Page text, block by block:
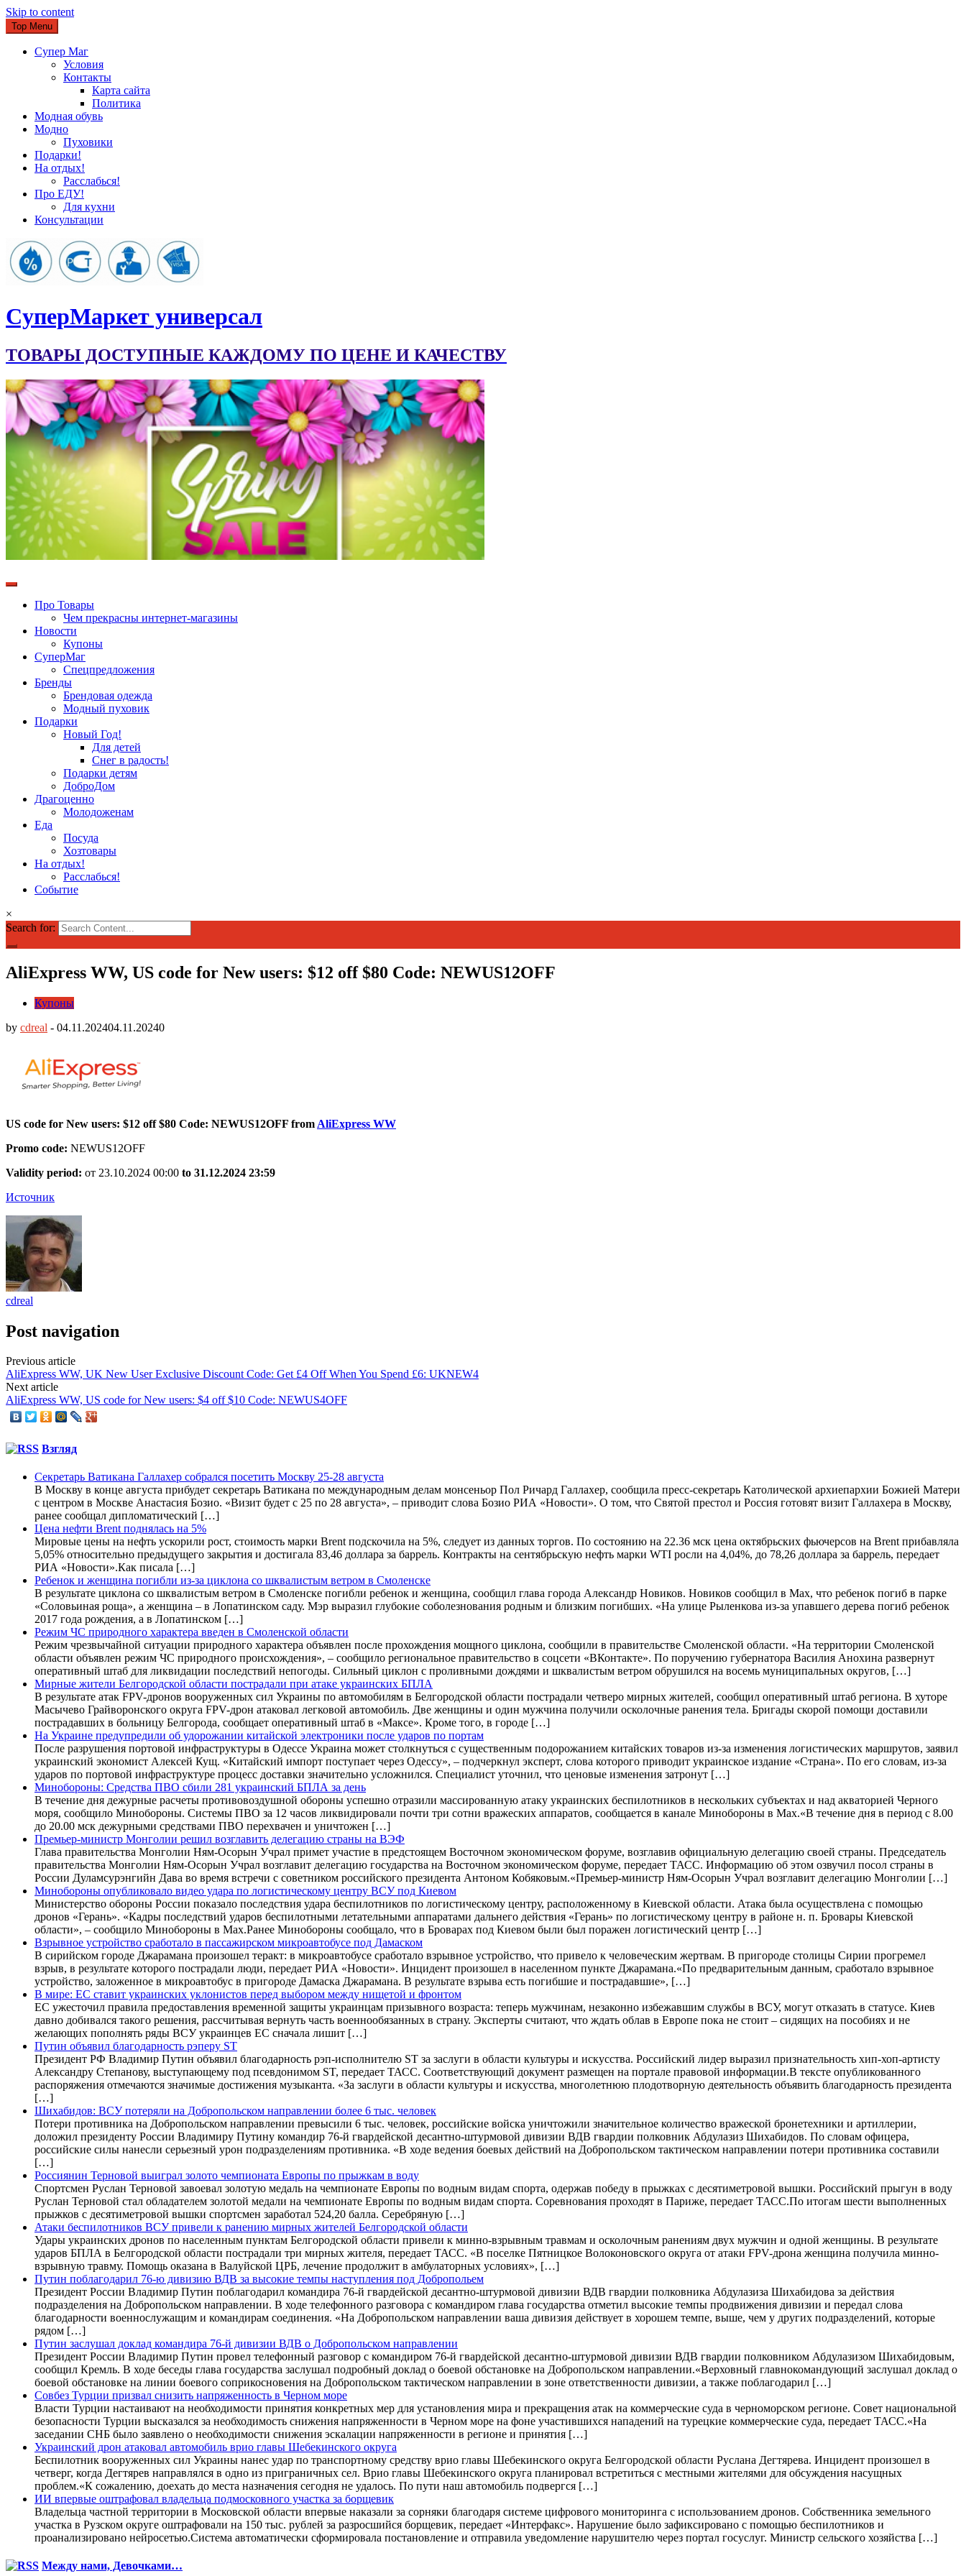
Skip to content
Top Menu
Супер Маг
Условия
Контакты
Карта сайта
Политика
Модная обувь
Модно
Пуховики
Подарки!
На отдых!
Расслабься!
Про ЕДУ!
Для кухни
Консультации
CуперМаркет универсал
ТОВАРЫ ДОСТУПНЫЕ КАЖДОМУ ПО ЦЕНЕ И КАЧЕСТВУ
Про Товары
Чем прекрасны интернет-магазины
Новости
Купоны
СуперМаг
Спецпредложения
Бренды
Брендовая одежда
Модный пуховик
Подарки
Новый Год!
Для детей
Снег в радость!
Подарки детям
ДоброДом
Драгоценно
Молодоженам
Еда
Посуда
Хозтовары
На отдых!
Расслабься!
Событие
×
Search for:
AliExpress WW, US code for New users: $12 off $80 Code: NEWUS12OFF
Купоны
by cdreal - 04.11.202404.11.20240
US code for New users: $12 off $80 Code: NEWUS12OFF from AliExpress WW
Promo code: NEWUS12OFF
Validity period: от 23.10.2024 00:00 to 31.12.2024 23:59
Источник
cdreal
Post navigation
Previous article
AliExpress WW, UK New User Exclusive Discount Code: Get £4 Off When You Spend £6: UKNEW4
Next article
AliExpress WW, US code for New users: $4 off $10 Code: NEWUS4OFF
Взгляд
Секретарь Ватикана Галлахер собрался посетить Москву 25-28 августа
В Москву в конце августа прибудет секретарь Ватикана по международным делам монсеньор Пол Ричард Галлахер, сообщила пресс-секретарь Католической архиепархии Божией Матери
с центром в Москве Анастасия Бозио. «Визит будет с 25 по 28 августа», – приводит слова Бозио РИА «Новости». О том, что Святой престол и Россия готовят визит Галлахера в Москву,
ранее сообщал дипломатический […]
Цена нефти Brent поднялась на 5%
Мировые цены на нефть ускорили рост, стоимость марки Brent подскочила на 5%, следует из данных торгов. По состоянию на 22.36 мск цена октябрьских фьючерсов на Brent прибавляла
5,05% относительно предыдущего закрытия и достигала 83,46 доллара за баррель. Контракты на сентябрьскую нефть марки WTI росли на 4,04%, до 78,26 доллара за баррель, передает
РИА «Новости».Как писала […]
Ребенок и женщина погибли из-за циклона со шквалистым ветром в Смоленске
В результате циклона со шквалистым ветром в Смоленске погибли ребенок и женщина, сообщил глава города Александр Новиков. Новиков сообщил в Мах, что ребенок погиб в парке
«Соловьиная роща», а женщина – в Лопатинском саду. Мэр выразил глубокие соболезнования родным и близким погибших. «На улице Рыленкова из-за упавшего дерева погиб ребенок
2017 года рождения, а в Лопатинском […]
Режим ЧС природного характера введен в Смоленской области
Режим чрезвычайной ситуации природного характера объявлен после прохождения мощного циклона, сообщили в правительстве Смоленской области. «На территории Смоленской
области объявлен режим ЧС природного происхождения», – сообщило региональное правительство в соцсети «ВКонтакте». По поручению губернатора Василия Анохина развернут
оперативный штаб для ликвидации последствий непогоды. Сильный циклон с проливными дождями и шквалистым ветром обрушился на восемь муниципальных округов, […]
Мирные жители Белгородской области пострадали при атаке украинских БПЛА
В результате атак FPV-дронов вооруженных сил Украины по автомобилям в Белгородской области пострадали четверо мирных жителей, сообщил оперативный штаб региона. В хуторе
Масычево Грайворонского округа FPV-дрон атаковал легковой автомобиль. Две женщины и один мужчина получили осколочные ранения тела. Бригады скорой помощи доставили
пострадавших в больницу Белгорода, сообщает оперативный штаб в «Максе». Кроме того, в городе […]
На Украине предупредили об удорожании китайской электроники после ударов по портам
После разрушения портовой инфраструктуры в Одессе Украина может столкнуться с существенным подорожанием китайских товаров из-за изменения логистических маршрутов, заявил
украинский экономист Алексей Кущ. «Китайский импорт поступает через Одессу», – подчеркнул эксперт, слова которого приводит украинское издание «Страна». По его словам, из-за
ударов по портовой инфраструктуре процесс доставки значительно усложнился. Специалист уточнил, что ценовые изменения затронут […]
Минобороны: Средства ПВО сбили 281 украинский БПЛА за день
В течение дня дежурные расчеты противовоздушной обороны успешно отразили массированную атаку украинских беспилотников в нескольких субъектах и над акваторией Черного
моря, сообщило Минобороны. Системы ПВО за 12 часов ликвидировали почти три сотни вражеских аппаратов, сообщается в канале Минобороны в Max.«В течение дня в период с 8.00
до 20.00 мск дежурными средствами ПВО перехвачен и уничтожен […]
Премьер-министр Монголии решил возглавить делегацию страны на ВЭФ
Глава правительства Монголии Ням-Осорын Учрал примет участие в предстоящем Восточном экономическом форуме, возглавив официальную делегацию своей страны. Председатель
правительства Монголии Ням-Осорын Учрал возглавит делегацию государства на Восточном экономическом форуме, передает ТАСС. Информацию об этом озвучил посол страны в
России Дуламсурэнгийн Дава во время встречи с советником российского президента Антоном Кобяковым.«Премьер-министр Ням-Осорын Учрал возглавит делегацию Монголии […]
Минобороны опубликовало видео удара по логистическому центру ВСУ под Киевом
Министерство обороны России показало последствия удара беспилотников по логистическому центру, расположенному в Киевской области. Атака была осуществлена с помощью
дронов «Герань». «Кадры последствий ударов беспилотными летательными аппаратами дальнего действия «Герань» по логистическому центру в районе н. п. Бровары Киевской
области», – сообщило Минобороны в Max.Ранее Минобороны сообщало, что в Броварах под Киевом были был поражен логистический центр […]
Взрывное устройство сработало в пассажирском микроавтобусе под Дамаском
В сирийском городе Джарамана произошел теракт: в микроавтобусе сработало взрывное устройство, что привело к человеческим жертвам. В пригороде столицы Сирии прогремел
взрыв, в результате которого пострадали люди, передает РИА «Новости». Инцидент произошел в населенном пункте Джарамана.«По предварительным данным, сработало взрывное
устройство, заложенное в микроавтобус в пригороде Дамаска Джарамана. В результате взрыва есть погибшие и пострадавшие», […]
В мире: ЕС ставит украинских уклонистов перед выбором между нищетой и фронтом
ЕС ужесточил правила предоставления временной защиты украинцам призывного возраста: теперь мужчинам, незаконно избежавшим службы в ВСУ, могут отказать в статусе. Киев
давно добивался такого решения, рассчитывая вернуть часть военнообязанных в страну. Эксперты считают, что ждать облав в Европе пока не стоит – сидящих на пособиях и не
желающих пополнять ряды ВСУ украинцев ЕС сначала лишит […]
Путин объявил благодарность рэперу ST
Президент РФ Владимир Путин объявил благодарность рэп-исполнителю ST за заслуги в области культуры и искусства. Российский лидер выразил признательность хип-хоп-артисту
Александру Степанову, выступающему под псевдонимом ST, передает ТАСС. Соответствующий документ размещен на портале правовой информации.В тексте опубликованного
распоряжения отмечаются значимые достижения музыканта. «За заслуги в области культуры и искусства, многолетнюю плодотворную деятельность объявить благодарность президента
[…]
Шихабидов: ВСУ потеряли на Добропольском направлении более 6 тыс. человек
Потери противника на Добропольском направлении превысили 6 тыс. человек, российские войска уничтожили значительное количество вражеской бронетехники и артиллерии,
доложил президенту России Владимиру Путину командир 76-й гвардейской десантно-штурмовой дивизии ВДВ гвардии полковник Абдулазиз Шихабидов. По словам офицера,
российские силы нанесли серьезный урон подразделениям противника. «В ходе ведения боевых действий на Добропольском тактическом направлении потери противника составили
[…]
Россиянин Терновой выиграл золото чемпионата Европы по прыжкам в воду
Спортсмен Руслан Терновой завоевал золотую медаль на чемпионате Европы по водным видам спорта, одержав победу в прыжках с десятиметровой вышки. Российский прыгун в воду
Руслан Терновой стал обладателем золотой медали на чемпионате Европы по водным видам спорта. Соревнования проходят в Париже, передает ТАСС.По итогам шести выполненных
прыжков с десятиметровой вышки спортсмен заработал 524,20 балла. Серебряную […]
Атаки беспилотников ВСУ привели к ранению мирных жителей Белгородской области
Удары украинских дронов по населенным пунктам Белгородской области привели к минно-взрывным травмам и осколочным ранениям двух мужчин и одной женщины. В результате
ударов БПЛА в Белгородской области пострадали три мирных жителя, передает ТАСС. «В поселке Пятницкое Волоконовского округа от атаки FPV-дрона женщина получила минно-
взрывную травму. Помощь оказана в Валуйской ЦРБ, лечение продолжит в амбулаторных условиях», […]
Путин поблагодарил 76-ю дивизию ВДВ за высокие темпы наступления под Добропольем
Президент России Владимир Путин поблагодарил командира 76-й гвардейской десантно-штурмовой дивизии ВДВ гвардии полковника Абдулазиза Шихабидова за действия
подразделения на Добропольском направлении. В ходе телефонного разговора с командиром глава государства отметил высокие темпы продвижения дивизии и передал слова
благодарности военнослужащим и командирам соединения. «На Добропольском направлении ваша дивизия действует в хорошем темпе, выше, чем у других подразделений, которые
рядом […]
Путин заслушал доклад командира 76-й дивизии ВДВ о Добропольском направлении
Президент России Владимир Путин провел телефонный разговор с командиром 76-й гвардейской десантно-штурмовой дивизии ВДВ гвардии полковником Абдулазизом Шихабидовым,
сообщил Кремль. В ходе беседы глава государства заслушал подробный доклад о боевой обстановке на Добропольском направлении.«Верховный главнокомандующий заслушал доклад о
боевой обстановке на линии боевого соприкосновения на Добропольском тактическом направлении в зоне ответственности дивизии, а также поблагодарил […]
Совбез Турции призвал снизить напряженность в Черном море
Власти Турции настаивают на необходимости принятия конкретных мер для установления мира и прекращения атак на коммерческие суда в черноморском регионе. Совет национальной
безопасности Турции высказался за необходимость снижения напряженности в Черном море на фоне участившихся нападений на турецкие коммерческие суда, передает ТАСС.«На
заседании СНБ было заявлено о необходимости снижения эскалации напряженности в регионе и принятия […]
Украинский дрон атаковал автомобиль врио главы Шебекинского округа
Беспилотник вооруженных сил Украины нанес удар по транспортному средству врио главы Шебекинского округа Белгородской области Руслана Дегтярева. Инцидент произошел в
четверг, когда Дегтярев направлялся в одно из приграничных сел. Врио главы Шебекинского округа планировал встретиться с местными жителями для обсуждения насущных
проблем.«К сожалению, доехать до места назначения сегодня не удалось. По пути наш автомобиль подвергся […]
ИИ впервые оштрафовал владельца подмосковного участка за борщевик
Владельца частной территории в Московской области впервые наказали за сорняки благодаря системе цифрового мониторинга с использованием дронов. Собственника земельного
участка в Рузском округе оштрафовали на 150 тыс. рублей за разросшийся борщевик, передает «Интерфакс». Нарушение было зафиксировано с помощью беспилотников и
проанализировано нейросетью.Система автоматически сформировала постановление и отправила уведомление нарушителю через портал госуслуг. Министр сельского хозяйства […]
Между нами, Девочками…